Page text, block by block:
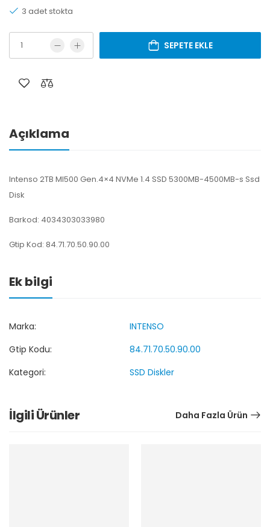
3 adet stokta
SEPETE EKLE
Açıklama
Intenso 2TB MI500 Gen.4×4 NVMe 1.4 SSD 5300MB-4500MB-s Ssd
Disk
Barkod: 4034303033980
Gtip Kod: 84.71.70.50.90.00
Ek bilgi
Marka:
INTENSO
Gtip Kodu:
84.71.70.50.90.00
Kategori:
SSD Diskler
İlgili Ürünler Daha Fazla Ürün